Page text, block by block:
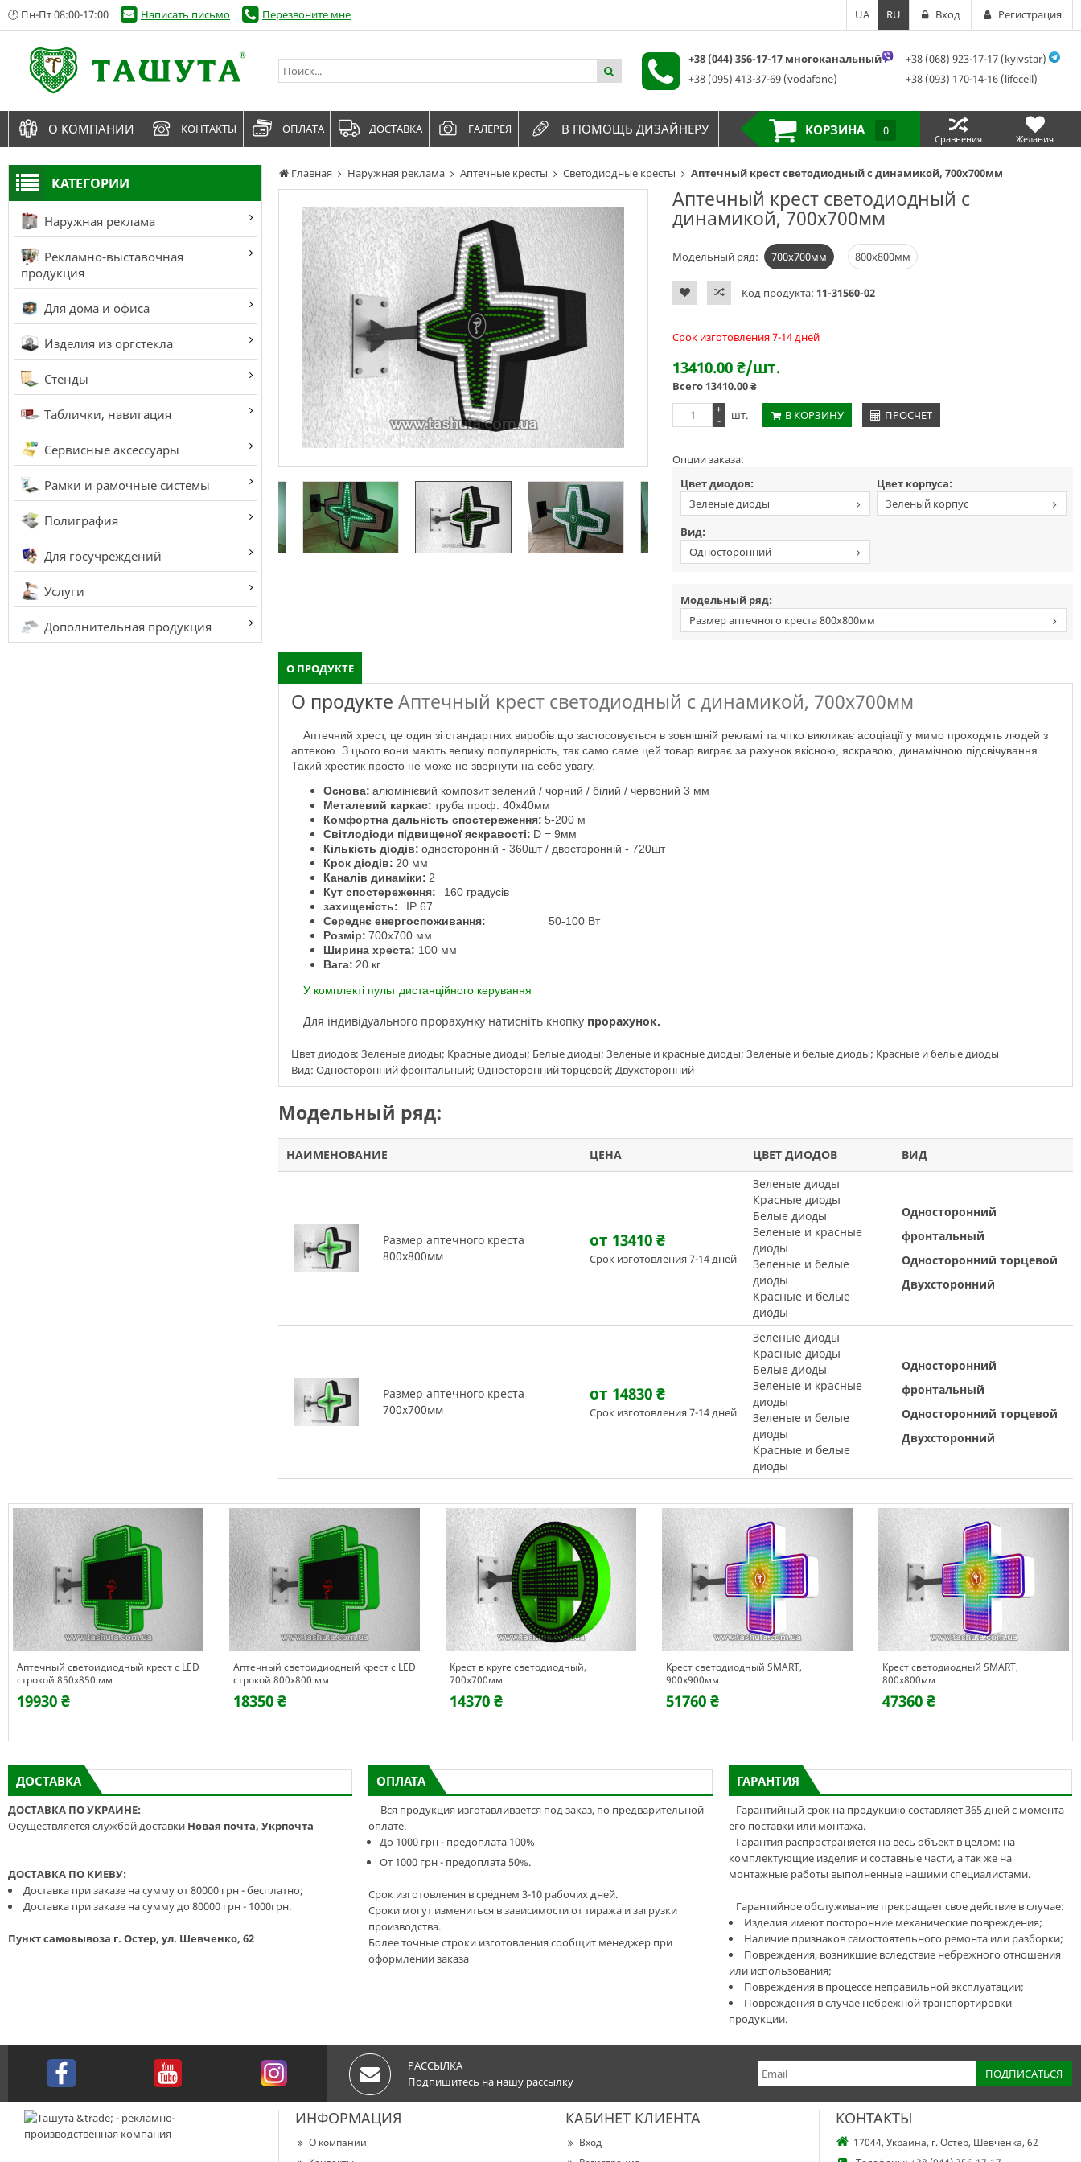
КАТЕГОРИИ
Наружная реклама
Рекламно-выставочная
продукция
Для дома и офиса
Изделия из оргстекла
Стенды
Таблички, навигация
Сервисные аксессуары
Рамки и рамочные системы
Полиграфия
Для госучреждений
Услуги
Дополнительная продукция
Главная Наружная реклама Аптечные кресты Светодиодные кресты Аптечный крест светодиодный с динамикой, 700х700мм
Аптечный крест светодиодный с
динамикой, 700х700мм
Модельный ряд: 700х700мм 800х800мм
Код продукта: 11-31560-02
Срок изготовления 7-14 дней
13410.00₴/шт.
Всего13410.00₴
+
-
шт. В КОРЗИНУ ПРОСЧЕТ
Опции заказа:
Цвет диодов:
Зеленые диоды
Цвет корпуса:
Зеленый корпус
Вид:
Односторонний
Модельный ряд:
Размер аптечного креста 800х800мм
О ПРОДУКТЕ
О продукте Аптечный крест светодиодный с динамикой, 700х700мм
Аптечний хрест, це один зі стандартних виробів що застосовується в зовнішній рекламі та чітко викликає асоціації у мимо проходять людей з
аптекою. З цього вони мають велику популярність, так само саме цей товар виграє за рахунок якісною, яскравою, динамічною підсвічування.
Такий хрестик просто не може не звернути на себе увагу.
Основа: алюмінієвий композит зелений / чорний / білий / червоний 3 мм
Металевий каркас: труба проф. 40х40мм
Комфортна дальність спостереження: 5-200 м
Світлодіоди підвищеної яскравості: D = 9мм
Кількість діодів: односторонній - 360шт / двосторонній - 720шт
Крок діодів: 20 мм
Каналів динаміки: 2
Кут спостереження:
160 градусів
захищеність:
IP 67
Середнє енергоспоживання:
50-100 Вт
Розмір: 700х700 мм
Ширина хреста: 100 мм
Вага: 20 кг
У комплекті пульт дистанційного керування
Для індивідуального прорахунку натисніть кнопку прорахунок.
Цвет диодов: Зеленые диоды; Красные диоды; Белые диоды; Зеленые и красные диоды; Зеленые и белые диоды; Красные и белые диоды
Вид: Односторонний фронтальный; Односторонний торцевой; Двухсторонний
Модельный ряд:
НАИМЕНОВАНИЕ ЦЕНА ЦВЕТ ДИОДОВ ВИД
Размер аптечного креста
800х800мм
от 13410₴
Срок изготовления 7-14 дней
Зеленые диоды
Красные диоды
Белые диоды
Зеленые и красные
диоды
Зеленые и белые
диоды
Красные и белые
диоды
Односторонний
фронтальный
Односторонний торцевой
Двухсторонний
Размер аптечного креста
700х700мм
от 14830₴
Срок изготовления 7-14 дней
Зеленые диоды
Красные диоды
Белые диоды
Зеленые и красные
диоды
Зеленые и белые
диоды
Красные и белые
диоды
Односторонний
фронтальный
Односторонний торцевой
Двухсторонний
Аптечный светоидиодный крест с LED
строкой 850х850 мм
19930 ₴
Аптечный светоидиодный крест с LED
строкой 800х800 мм
18350 ₴
Крест в круге светодиодный,
700х700мм
14370 ₴
Крест светодиодный SMART,
900х900мм
51760 ₴
Крест светодиодный SMART,
800х800мм
47360 ₴
ДОСТАВКА
ДОСТАВКА ПО УКРАИНЕ:
Осуществляется службой доставки Новая почта, Укрпочта
ДОСТАВКА ПО КИЕВУ:
Доставка при заказе на сумму от 80000 грн - бесплатно;
Доставка при заказе на сумму до 80000 грн - 1000грн.
Пункт самовывоза г. Остер, ул. Шевченко, 62
ОПЛАТА
Вся продукция изготавливается под заказ, по предварительной
оплате.
До 1000 грн - предоплата 100%
От 1000 грн - предоплата 50%.
Срок изготовления в среднем 3-10 рабочих дней.
Сроки могут измениться в зависимости от тиража и загрузки
производства.
Более точные строки изготовления сообщит менеджер при
оформлении заказа
ГАРАНТИЯ
Гарантийный срок на продукцию составляет 365 дней с момента
его поставки или монтажа.
Гарантия распространяется на весь объект в целом: на
комплектующие изделия и составные части, а так же на
монтажные работы выполненные нашими специалистами.
Гарантийное обслуживание прекращает свое действие в случае:
Изделия имеют посторонние механические повреждения;
Наличие признаков самостоятельного ремонта или разборки;
Повреждения, возникшие вследствие небрежного отношения
или использования;
Повреждения в процессе неправильной эксплуатации;
Повреждения в случае небрежной транспортировки
продукции.
🕑 Пн-Пт 08:00-17:00 Написать письмо Перезвоните мне UA RU Вход Регистрация
+38 (044) 356-17-17 многоканальный
+38 (095) 413-37-69 (vodafone)
+38 (068) 923-17-17 (kyivstar)
+38 (093) 170-14-16 (lifecell)
О КОМПАНИИ КОНТАКТЫ ОПЛАТА ДОСТАВКА ГАЛЕРЕЯ В ПОМОЩЬ ДИЗАЙНЕРУ КОРЗИНА 0
Сравнения Желания
РАССЫЛКА
Подпишитесь на нашу рассылку
ИНФОРМАЦИЯ
О компании
КАБИНЕТ КЛИЕНТА
Вход
КОНТАКТЫ
17044, Украина, г. Остер, Шевченка, 62